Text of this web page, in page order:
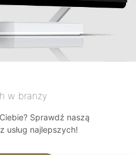
w branży
Sprawdź naszą
usług najlepszych!